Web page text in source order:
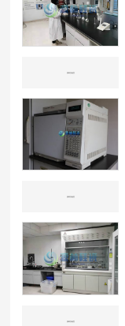
源林实验室
源林实验室